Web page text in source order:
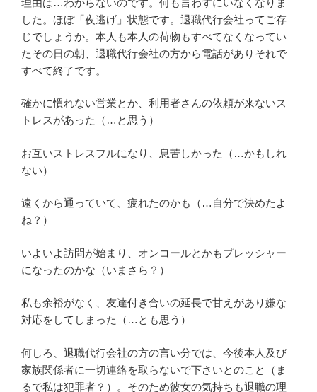
した。ほぼ「夜逃げ」状態です。退職代行会社ってご存
じでしょうか。本人も本人の荷物もすべてなくなってい
たその日の朝、退職代行会社の方から電話がありそれで
すべて終了です。
確かに慣れない営業とか、利用者さんの依頼が来ないス
トレスがあった（…と思う）
お互いストレスフルになり、息苦しかった（…かもしれ
ない）
遠くから通っていて、疲れたのかも（…自分で決めたよ
ね？）
いよいよ訪問が始まり、オンコールとかもプレッシャー
になったのかな（いまさら？）
私も余裕がなく、友達付き合いの延長で甘えがあり嫌な
対応をしてしまった（…とも思う）
何しろ、退職代行会社の方の言い分では、今後本人及び
家族関係者に一切連絡を取らないで下さいとのこと（ま
るで私は犯罪者？）。そのため彼女の気持ちも退職の理